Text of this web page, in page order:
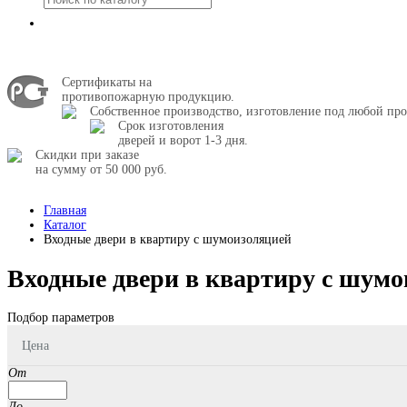
Сертификаты на
противопожарную продукцию.
Собственное производство, изготовление под любой
Срок изготовления
дверей и ворот 1-3 дня.
Скидки при заказе
на сумму от 50 000 руб.
Главная
Каталог
Входные двери в квартиру с шумоизоляцией
Входные двери в квартиру с
Подбор параметров
Цена
От